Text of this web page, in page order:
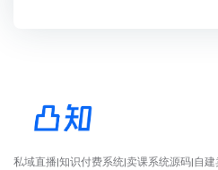
私域直播|知识付费系统|卖课系统源码|自建